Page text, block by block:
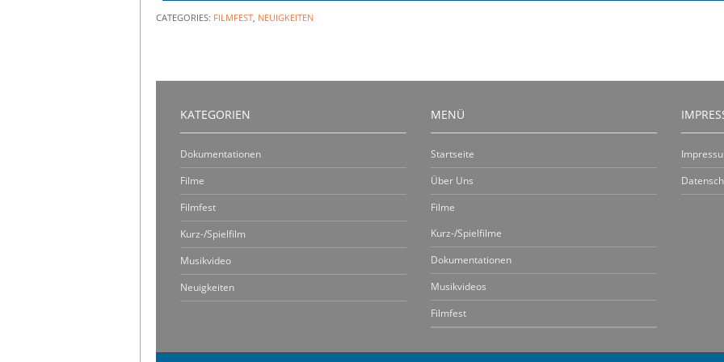
CATEGORIES: FILMFEST NEUIGKEITEN
KATEGORIEN
Dokumentationen
Filme
Filmfest
Kurz-/Spielfilm
Musikvideo
Neuigkeiten
MENÜ
Startseite
Über Uns
Filme
Kurz-/Spielfilme
Dokumentationen
Musikvideos
Filmfest